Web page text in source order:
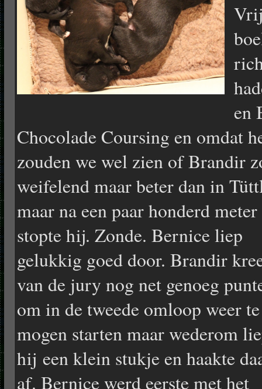
en
Chocolade Coursing en omdat
zouden we wel zien of Brandir
weifelend maar beter dan in
maar na een paarhonderd meter
stopte hij. Zonde. Bernice liep
gelukkig goed door. Brandir
van de jury nog net genoeg
om in de tweede omloop weer te
mogen starten maar wederom
hij een klein stukje en haakte
af. Bernice werd eerste met het